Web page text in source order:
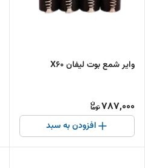
وایر شمع بوت لیفان X60
787,000
افزودن به سبد